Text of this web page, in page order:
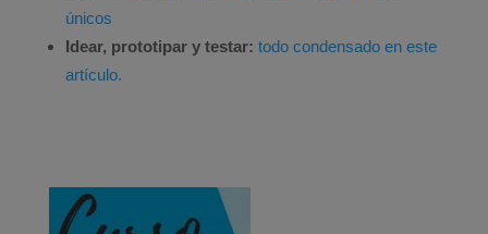
únicos
Idear, prototipar y testar: todo condensado en este
artículo.